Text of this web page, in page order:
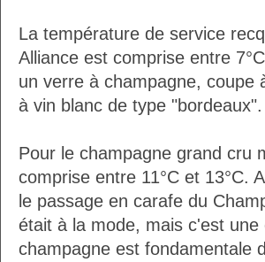
La température de service
Alliance est comprise entre
un verre à champagne, coupe
à vin blanc de type "bordeaux".
Pour le champagne grand cru
comprise entre 11°C et 13°C.
le passage en carafe du
était à la mode, mais c'est
champagne est fondamentale